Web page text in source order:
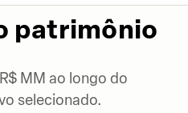
patrimônio
MM ao longo do
selecionado.